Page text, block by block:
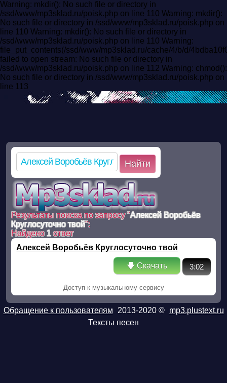
Warning: mkdir(): No such file or directory in
/ssd/www/mp3sklad.ru/poisk.php on line 110 Warning: mkdir():
No such file or directory in /ssd/www/mp3sklad.ru/poisk.php on
line 110 Warning: mkdir(): No such file or directory in
/ssd/www/mp3sklad.ru/poisk.php on line 110 Warning:
file_put_contents(/ssd/www/mp3sklad.ru/cache/4/b/d/
failed to open stream: No such file or directory in
/ssd/www/mp3sklad.ru/poisk.php on line 112 Warning: chmod():
No such file or directory in /ssd/www/mp3sklad.ru/poisk.php on
line 113
Найти
Результаты поиска по запросу "Алексей Воробьёв
Круглосуточно твой":
Найдено1ответ
Алексей Воробьёв Круглосуточно твой
🡇 Скачать 3:02
Доступ к музыкальному сервису
Обращение к пользователям 2013-2020 © mp3.plustext.ru
Тексты песен